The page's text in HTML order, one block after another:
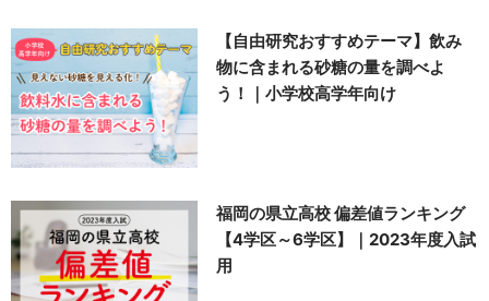
【自由研究おすすめテーマ】飲み
物に含まれる砂糖の量を調べよ
う！｜小学校高学年向け
福岡の県立高校 偏差値ランキング
【4学区～6学区】｜2023年度入試
用